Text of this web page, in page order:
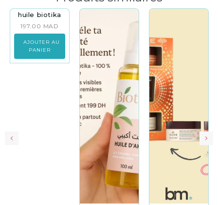
huile biotika
197.00 MAD
AJOUTER AU
PANIER